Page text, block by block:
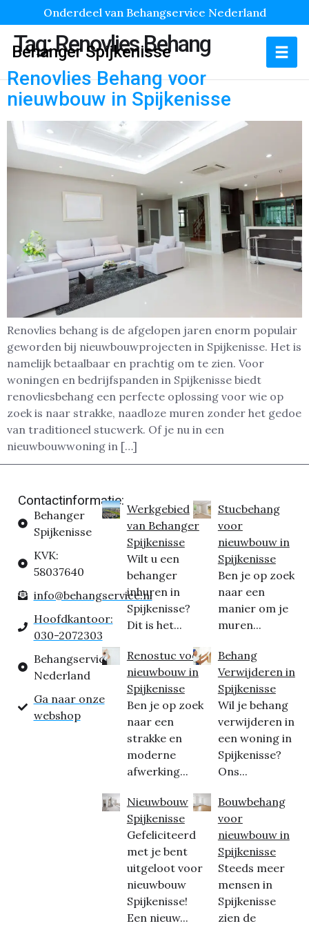
Onderdeel van Behangservice Nederland
Behanger Spijkenisse
Tag:Renovlies Behang
Renovlies Behang voor
nieuwbouw in Spijkenisse
Renovlies behang is de afgelopen jaren enorm populair
geworden bij nieuwbouwprojecten in Spijkenisse. Het is
namelijk betaalbaar en prachtig om te zien. Voor
woningen en bedrijfspanden in Spijkenisse biedt
renovliesbehang een perfecte oplossing voor wie op
zoek is naar strakke, naadloze muren zonder het gedoe
van traditioneel stucwerk. Of je nu in een
nieuwbouwwoning in […]
Contactinformatie:
Behanger
Spijkenisse
KVK:
58037640
info@behangservice.nl
Hoofdkantoor:
030-2072303
Behangservice
Nederland
Ga naar onze
webshop
Werkgebied
van Behanger
Spijkenisse
Wilt u een
behanger
inhuren in
Spijkenisse?
Dit is het...
Renostuc voor
nieuwbouw in
Spijkenisse
Ben je op zoek
naar een
strakke en
moderne
afwerking...
Nieuwbouw
Spijkenisse
Gefeliciteerd
met je bent
uitgeloot voor
nieuwbouw
Spijkenisse!
Een nieuw...
Stucbehang
voor
nieuwbouw in
Spijkenisse
Ben je op zoek
naar een
manier om je
muren...
Behang
Verwijderen in
Spijkenisse
Wil je behang
verwijderen in
een woning in
Spijkenisse?
Ons...
Bouwbehang
voor
nieuwbouw in
Spijkenisse
Steeds meer
mensen in
Spijkenisse
zien de